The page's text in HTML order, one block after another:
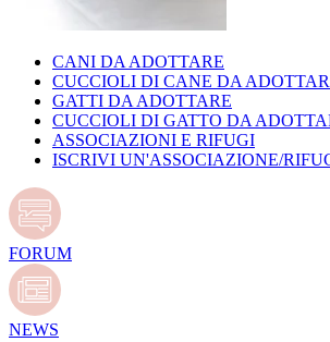
CANI DA ADOTTARE
CUCCIOLI DI CANE DA
GATTI DA ADOTTARE
CUCCIOLI DI GATTO DA
ASSOCIAZIONI E RIFUGI
ISCRIVI UN'ASSOCIAZIONE/
FORUM
NEWS